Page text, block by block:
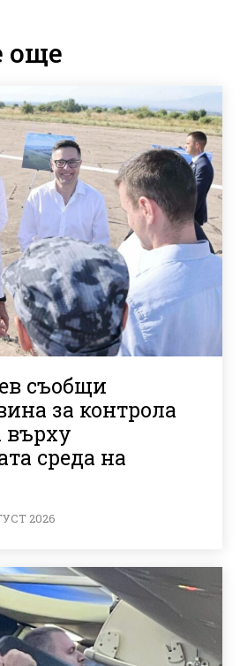
още
съобщи
за контрола
върху
среда на
2026